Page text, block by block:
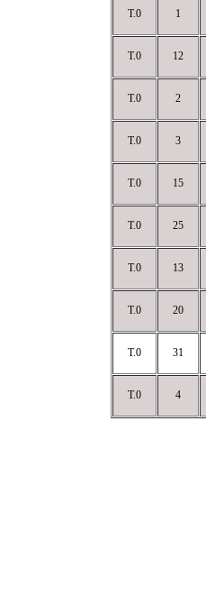
T.0 1
T.0 12
T.0 2
T.0 3
T.0 15
T.0 25
T.0 13
T.0 20
T.0 31
T.0 4